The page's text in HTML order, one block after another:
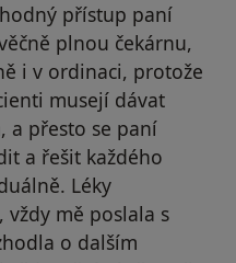
přístup paní
plnou čekárnu,
i v ordinaci, protože
musejí dávat
a přesto se paní
a řešit každého
Léky
vždy mě poslala s
o dalším